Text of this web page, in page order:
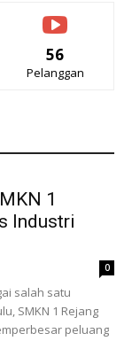
56
Pelanggan
1
Industri
0
salah satu
SMKN 1 Rejang
peluang